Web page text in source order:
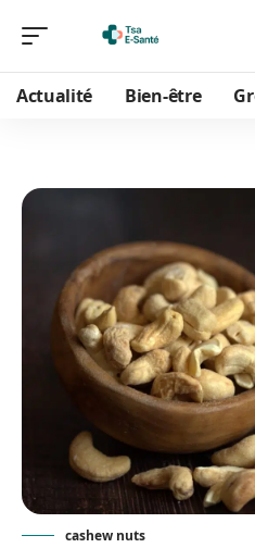
Actualité Bien-être
cashew nuts